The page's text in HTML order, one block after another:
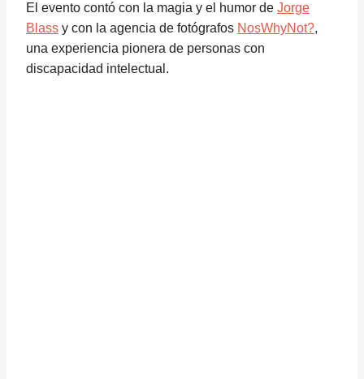
El evento contó con la magia y el humor de Jorge
Blass y con la agencia de fotógrafos NosWhyNot?,
una experiencia pionera de personas con
discapacidad intelectual.